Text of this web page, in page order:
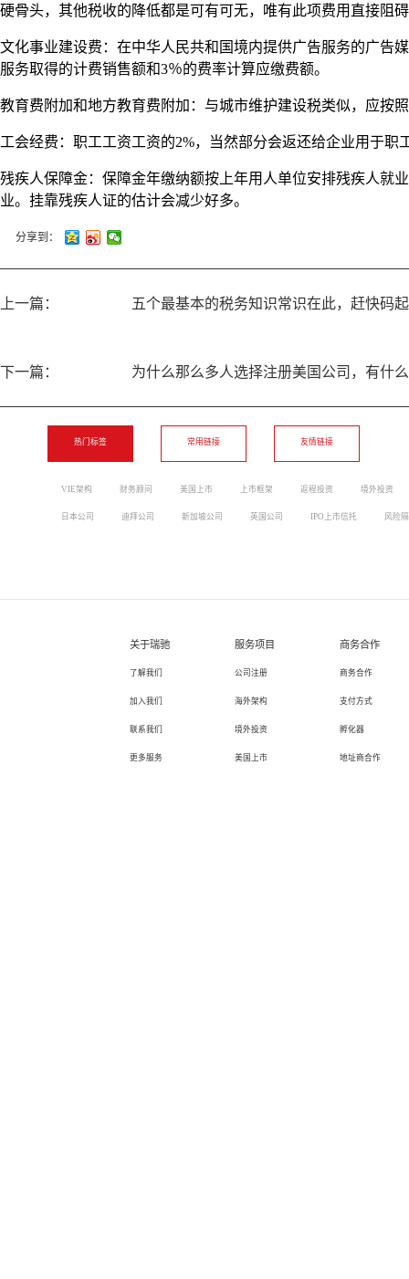
硬骨头，其他税收的降低都是可有可无，唯有此项费用直接阻
文化事业建设费：在中华人民共和国境内提供广告服务的广告
服务取得的计费销售额和3％的费率计算应缴费额。
教育费附加和地方教育费附加：与城市维护建设税类似，应按
工会经费：职工工资工资的2%，当然部分会返还给企业用于职
残疾人保障金：保障金年缴纳额按上年用人单位安排残疾人就
业。挂靠残疾人证的估计会减少好多。
分享到：
上一篇： 五个最基本的税务知识常识在此，赶快码
下一篇： 为什么那么多人选择注册美国公司，有什
热门标签
VIE架构 财务顾问 美国上市 上市框架 返程投资 境外投资
日本公司 迪拜公司 新加坡公司 英国公司 IPO上市信托 风险
常用链接 友情链接
关于瑞驰
了解我们
加入我们
联系我们
更多服务
服务项目
公司注册
海外架构
境外投资
美国上市
商务合作
商务合作
支付方式
孵化器
地址商合作